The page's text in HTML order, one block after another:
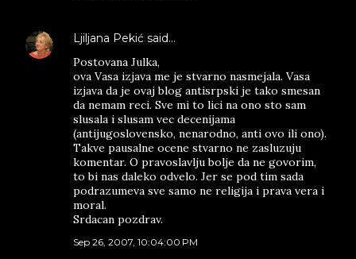
Ljiljana Pekić said…
Postovana Julka,
ova Vasa izjava me je stvarno nasmejala. Vasa
izjava da je ovaj blog antisrpski je tako smesan
da nemam reci. Sve mi to lici na ono sto sam
slusala i slusam vec decenijama
(antijugoslovensko, nenarodno, anti ovo ili ono).
Takve pausalne ocene stvarno ne zasluzuju
komentar. O pravoslavlju bolje da ne govorim,
to bi nas daleko odvelo. Jer se pod tim sada
podrazumeva sve samo ne religija i prava vera i
moral.
Srdacan pozdrav.
Sep 26, 2007, 10:04:00 PM